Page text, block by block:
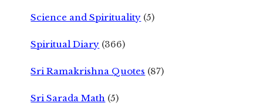
Science and Spirituality (5)
Spiritual Diary (366)
Sri Ramakrishna Quotes (87)
Sri Sarada Math (5)